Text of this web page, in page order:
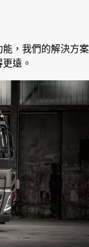
，我們的解決方案
遠。